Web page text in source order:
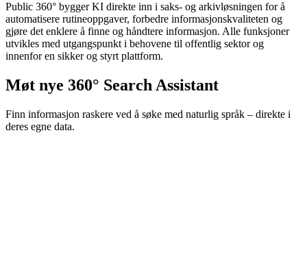
Public 360° bygger KI direkte inn i saks- og arkivløsningen for å
automatisere rutineoppgaver, forbedre informasjonskvaliteten og
gjøre det enklere å finne og håndtere informasjon. Alle funksjoner
utvikles med utgangspunkt i behovene til offentlig sektor og
innenfor en sikker og styrt plattform.
Møt nye 360° Search Assistant
Finn informasjon raskere ved å søke med naturlig språk – direkte i
deres egne data.